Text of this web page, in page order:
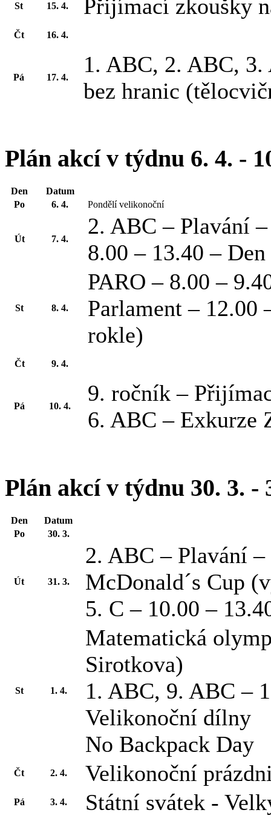
St 15. 4. Přijímací zkoušky
Čt 16. 4.
Pá 17. 4.
1. ABC, 2. ABC,
bez hranic
Plán akcí v týdnu 6. 4. -
Den
Datum
Po
6. 4. Pondělí velikonoční
Út 7. 4.
2. ABC – Plavání
8.00 – 13.40 –
St 8. 4.
PARO – 8.00 –
Parlament –
rokle)
Čt 9. 4.
Pá 10. 4.
9. ročník –
6. ABC – Exkurze
Plán akcí v týdnu 30. 3. -
Den
Datum
Po
30. 3.
Út 31. 3.
2. ABC – Plavání
McDonald´s Cup
5. C – 10.00 –
St 1. 4.
Matematická
Sirotkova)
1. ABC, 9. ABC –
Velikonoční dílny
No Backpack Day
Čt 2. 4. Velikonoční
Pá 3. 4. Státní svátek -